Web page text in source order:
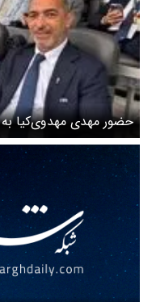
حضور مهدی مهدوی‌کیا به
نیوزیلند + عکس